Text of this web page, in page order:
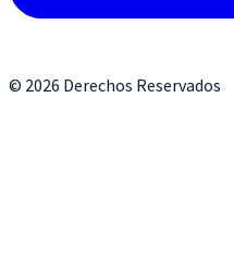
© 2026 Derechos Reservados